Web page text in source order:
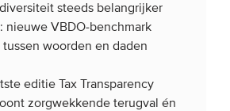
Bestuur
& netwerken
WAT WE DOEN
steeds belangrijker
nieuwe VBDO-benchmark
woorden en daden
editie Tax Transparency
zorgwekkende terugval én